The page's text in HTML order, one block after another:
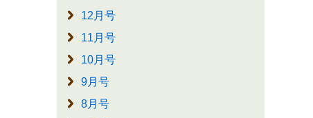
12月号
11月号
10月号
9月号
8月号